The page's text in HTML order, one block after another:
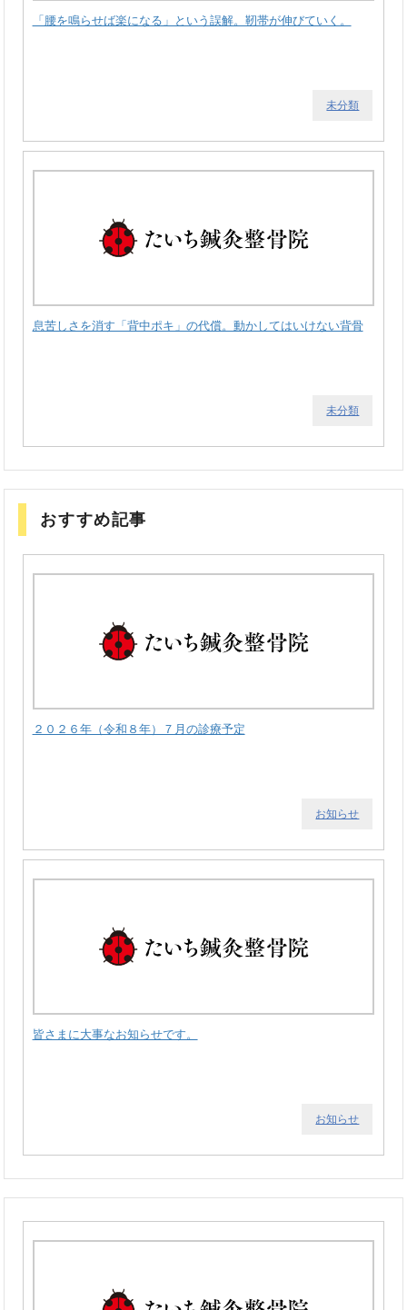
「腰を鳴らせば楽になる」という誤解。靭帯が伸びていく。
未分類
息苦しさを消す「背中ポキ」の代償。動かしてはいけない背骨
未分類
おすすめ記事
２０２６年（令和８年）７月の診療予定
お知らせ
皆さまに大事なお知らせです。
お知らせ